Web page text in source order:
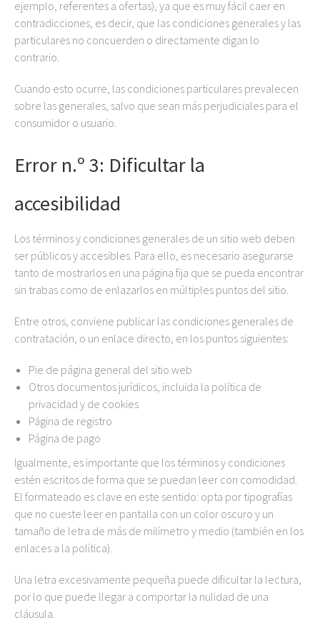
ejemplo, referentes a ofertas), ya que es muy fácil caer en
contradicciones, es decir, que las condiciones generales y las
particulares no concuerden o directamente digan lo
contrario.
Cuando esto ocurre, las condiciones particulares prevalecen
sobre las generales, salvo que sean más perjudiciales para el
consumidor o usuario.
Error n.º 3: Dificultar la
accesibilidad
Los términos y condiciones generales de un sitio web deben
ser públicos y accesibles. Para ello, es necesario asegurarse
tanto de mostrarlos en una página fija que se pueda encontrar
sin trabas como de enlazarlos en múltiples puntos del sitio.
Entre otros, conviene publicar las condiciones generales de
contratación, o un enlace directo, en los puntos siguientes:
Pie de página general del sitio web
Otros documentos jurídicos, incluida la política de
privacidad y de cookies
Página de registro
Página de pago
Igualmente, es importante que los términos y condiciones
estén escritos de forma que se puedan leer con comodidad.
El formateado es clave en este sentido: opta por tipografías
que no cueste leer en pantalla con un color oscuro y un
tamaño de letra de más de milímetro y medio (también en los
enlaces a la política).
Una letra excesivamente pequeña puede dificultar la lectura,
por lo que puede llegar a comportar la nulidad de una
cláusula.